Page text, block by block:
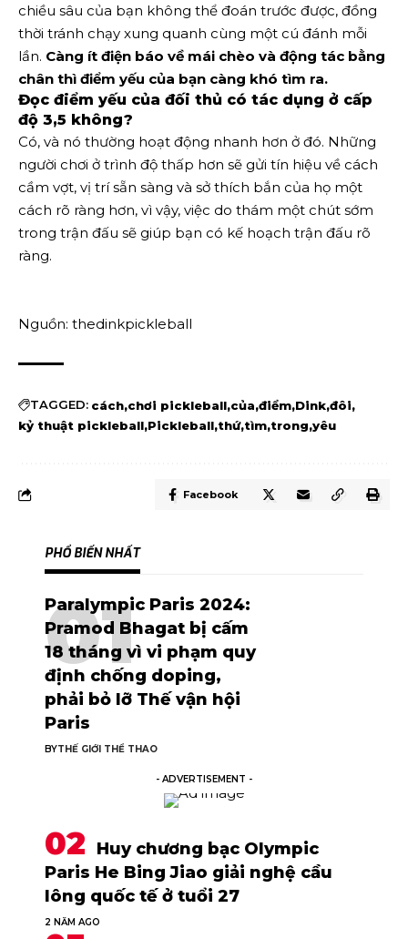
chiều sâu của bạn không thể đoán trước được, đồng
thời tránh chạy xung quanh cùng một cú đánh mỗi
lần. Càng ít điện báo về mái chèo và động tác bằng
chân thì điểm yếu của bạn càng khó tìm ra.
Đọc điểm yếu của đối thủ có tác dụng ở cấp
độ 3,5 không?
Có, và nó thường hoạt động nhanh hơn ở đó. Những
người chơi ở trình độ thấp hơn sẽ gửi tín hiệu về cách
cầm vợt, vị trí sẵn sàng và sở thích bắn của họ một
cách rõ ràng hơn, vì vậy, việc do thám một chút sớm
trong trận đấu sẽ giúp bạn có kế hoạch trận đấu rõ
ràng.
Nguồn: thedinkpickleball
TAGGED: cách chơi pickleball của điểm Dink đôi
kỷ thuật pickleball Pickleball thứ tìm trong yêu
Facebook
PHỔ BIẾN NHẤT
Paralympic Paris 2024:
Pramod Bhagat bị cấm
18 tháng vì vi phạm quy
định chống doping,
phải bỏ lỡ Thế vận hội
Paris
BYTHẾ GIỚI THỂ THAO
- ADVERTISEMENT -
Huy chương bạc Olympic
Paris He Bing Jiao giải nghệ cầu
lông quốc tế ở tuổi 27
2 NĂM AGO